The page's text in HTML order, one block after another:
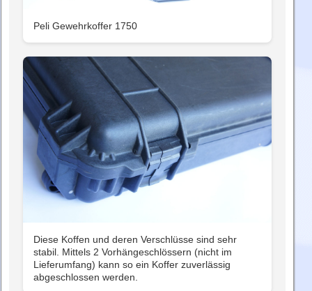
Peli Gewehrkoffer 1750
Diese Koffen und deren Verschlüsse sind sehr
stabil. Mittels 2 Vorhängeschlössern (nicht im
Lieferumfang) kann so ein Koffer zuverlässig
abgeschlossen werden.